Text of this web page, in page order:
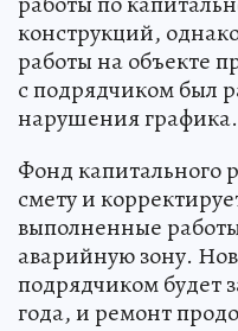
конструкций,
работы на объекте
с подрядчиком был
нарушения графика.
Фонд капитального
смету и
выполненные
аварийную зону.
подрядчиком будет
года, и ремонт